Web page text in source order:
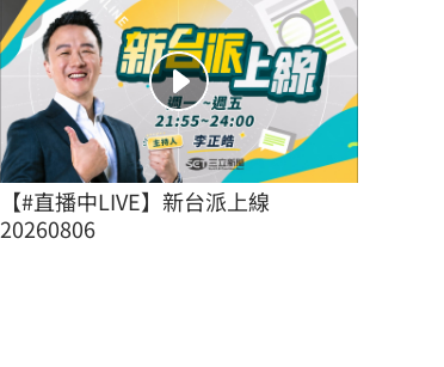
【#直播中LIVE】新台派上線
20260806